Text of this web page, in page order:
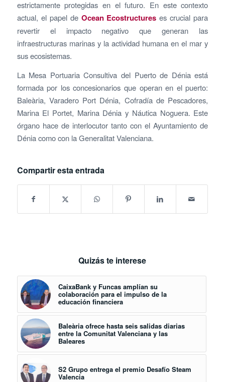
estrictamente protegidas en el futuro. En este contexto
actual, el papel de Ocean Ecostructures es crucial para
revertir el impacto negativo que generan las
infraestructuras marinas y la actividad humana en el mar y
sus ecosistemas.
La Mesa Portuaria Consultiva del Puerto de Dénia está
formada por los concesionarios que operan en el puerto:
Baleària, Varadero Port Dénia, Cofradía de Pescadores,
Marina El Portet, Marina Dénia y Náutica Noguera. Este
órgano hace de interlocutor tanto con el Ayuntamiento de
Dénia como con la Generalitat Valenciana.
Compartir esta entrada
Quizás te interese
CaixaBank y Funcas amplían su
colaboración para el impulso de la
educación financiera
Baleària ofrece hasta seis salidas diarias
entre la Comunitat Valenciana y las
Baleares
S2 Grupo entrega el premio Desafío Steam
Valencia